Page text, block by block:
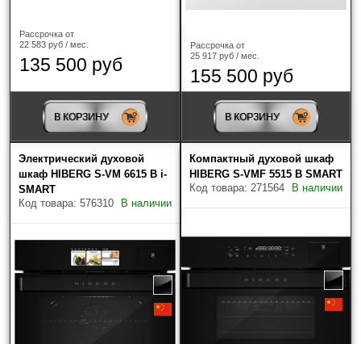
HIBERG
компактная(4)
Ширина
Функция СВЧ
Рассрочка от
22 583 руб / мес.
135 500 руб
В КОРЗИНУ
Рассрочка от
25 917 руб / мес.
155 500 руб
В КОРЗИНУ
Электрический духовой
шкаф HIBERG S-VM 6615 B i-
SMART
Код товара: 576310
В наличии
Компактный духовой шкаф
HIBERG S-VMF 5515 B SMART
Код товара: 271564
В наличии